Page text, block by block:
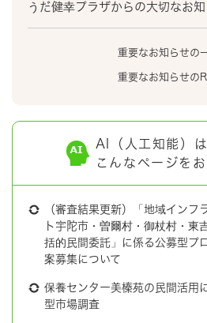
うだ健幸プラザからの大切なお
重要なお知らせの
重要なお知らせの
AI（人工知能）は
こんなページを
（審査結果更新）「地域インフ
ト宇陀市・曽爾村・御杖村・東
括的民間委託」に係る公募型プ
案募集について
保養センター美榛苑の民間活用
型市場調査